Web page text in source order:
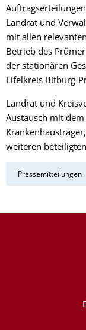
Landrat und
mit allen
Betrieb des
der stationären
Eifelkreis Bitburg-
Landrat und
Austausch mit
weiteren
Pressemitteilungen